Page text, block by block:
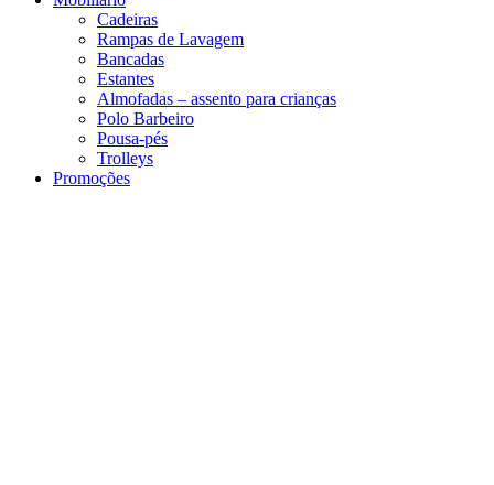
Cadeiras
Rampas de Lavagem
Bancadas
Estantes
Almofadas – assento para crianças
Polo Barbeiro
Pousa-pés
Trolleys
Promoções